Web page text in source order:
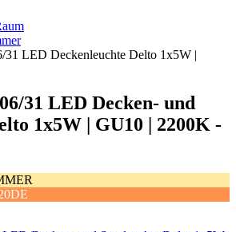
31 LED Deckenleuchte Delto 1x5W |
31 LED Decken- und
1x5W | GU10 | 2200K -